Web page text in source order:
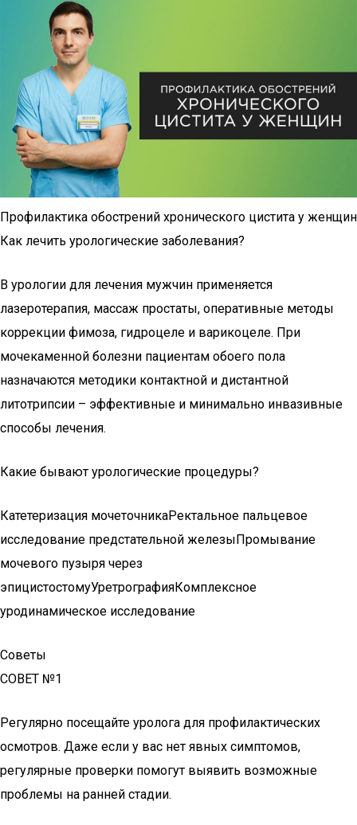
Профилактика обострений хронического цистита у женщин
Как лечить урологические заболевания?
В урологии для лечения мужчин применяется
лазеротерапия, массаж простаты, оперативные методы
коррекции фимоза, гидроцеле и варикоцеле. При
мочекаменной болезни пациентам обоего пола
назначаются методики контактной и дистантной
литотрипсии – эффективные и минимально инвазивные
способы лечения.
Какие бывают урологические процедуры?
Катетеризация мочеточникаРектальное пальцевое
исследование предстательной железыПромывание
мочевого пузыря через
эпицистостомуУретрографияКомплексное
уродинамическое исследование
Советы
СОВЕТ №1
Регулярно посещайте уролога для профилактических
осмотров. Даже если у вас нет явных симптомов,
регулярные проверки помогут выявить возможные
проблемы на ранней стадии.